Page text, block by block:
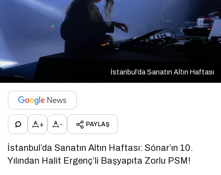
İstanbul’da Sanatın Altın Haftası
+ - PAYLAŞ
İstanbul’da Sanatın Altın Haftası: Sónar’ın 10.
Yılından Halit Ergenç’li Başyapıta Zorlu PSM!